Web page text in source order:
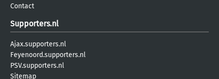
Contact
Supporters.nl
Ajax.supporters.nl
Feyenoord.supporters.nl
PSV.supporters.nl
Sitemap